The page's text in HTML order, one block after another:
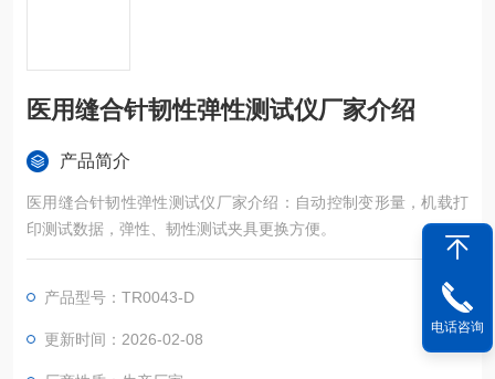
医用缝合针韧性弹性测试仪厂家介绍
产品简介
医用缝合针韧性弹性测试仪厂家介绍：自动控制变形量，机载打
印测试数据，弹性、韧性测试夹具更换方便。
产品型号：TR0043-D
更新时间：2026-02-08
电话咨询